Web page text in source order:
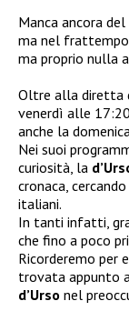
Manca ancora
ma nel frattempo
ma proprio nulla
Oltre alla diretta
venerdì alle
anche la
Nei suoi
curiosità, la
cronaca,
italiani.
In tanti infatti,
che fino a poco
Ricorderemo per
trovata appunto
d’Urso nel